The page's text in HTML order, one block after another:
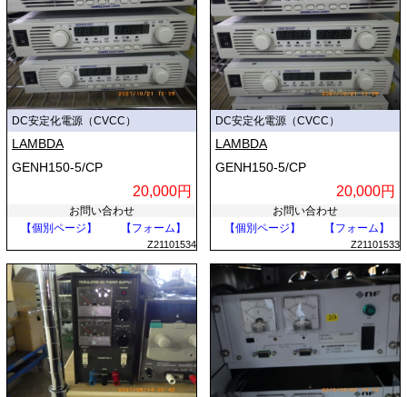
DC安定化電源（CVCC）
LAMBDA
GENH150-5/CP
20,000円
お問い合わせ
【個別ページ】
【フォーム】
Z21101534
DC安定化電源（CVCC）
LAMBDA
GENH150-5/CP
20,000円
お問い合わせ
【個別ページ】
【フォーム】
Z21101533